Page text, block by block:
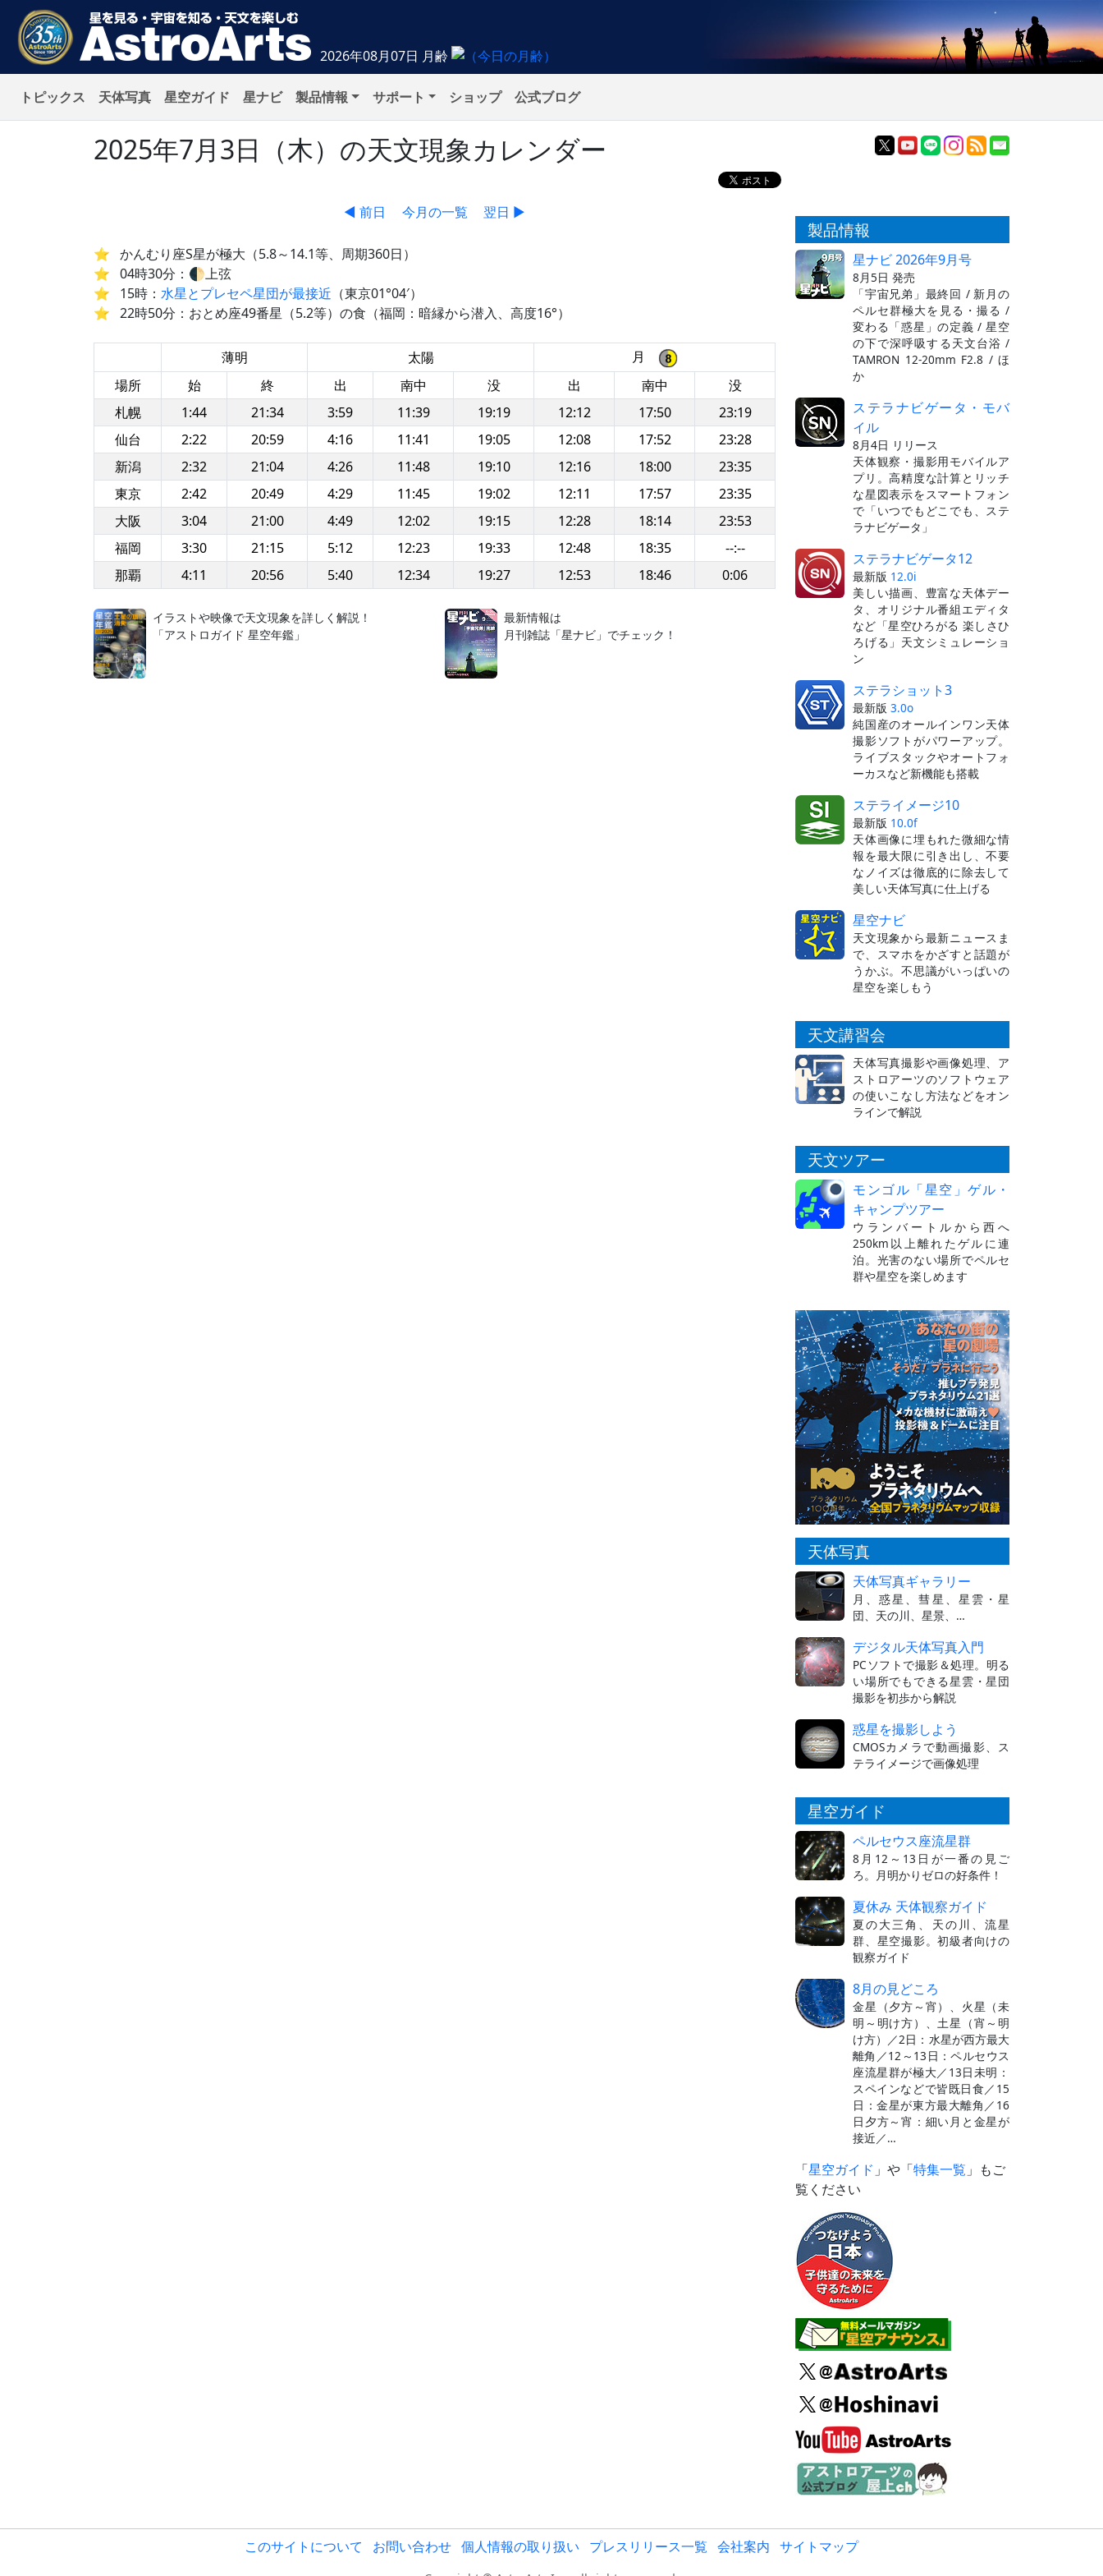
2026年08月07日 月齢
トピックス 天体写真 星空ガイド 星ナビ 製品情報 サポート ショップ 公式ブログ
2025年7月3日（木）の天文現象カレンダー
◀ 前日 今月の一覧 翌日 ▶
かんむり座S星が極大（5.8～14.1等、周期360日）
04時30分：🌓上弦
15時： 水星とプレセペ星団が最接近 （東京01°04′）
22時50分：おとめ座49番星（5.2等）の食（福岡：暗縁から潜入、高度16°）
薄明 太陽
月
場所
始 終 出 南中 没 出 南中
没
札幌
1:44 21:34 3:59 11:39 19:19 12:12 17:50
23:19
仙台
2:22 20:59 4:16 11:41 19:05 12:08 17:52
23:28
新潟
2:32 21:04 4:26 11:48 19:10 12:16 18:00
23:35
東京
2:42 20:49 4:29 11:45 19:02 12:11 17:57
23:35
大阪
3:04 21:00 4:49 12:02 19:15 12:28 18:14
23:53
福岡
3:30 21:15 5:12 12:23 19:33 12:48 18:35
--:--
那覇
4:11 20:56 5:40 12:34 19:27 12:53 18:46 0:06
イラストや映像で天文現象を詳しく解説！
「アストロガイド 星空年鑑」
最新情報は
月刊雑誌「星ナビ」でチェック！
製品情報
星ナビ 2026年9月号
8月5日 発売
「宇宙兄弟」最終回 / 新月の
ペルセ群極大を見る・撮る /
変わる「惑星」の定義 / 星空
の下で深呼吸する天文台浴 /
TAMRON 12-20mm F2.8 / ほ
か
ステラナビゲータ・モバ
イル
8月4日 リリース
天体観察・撮影用モバイルア
プリ。高精度な計算とリッチ
な星図表示をスマートフォン
で「いつでもどこでも、ステ
ラナビゲータ」
ステラナビゲータ12
最新版 12.0i
美しい描画、豊富な天体デー
タ、オリジナル番組エディタ
など「星空ひろがる 楽しさひ
ろげる」天文シミュレーショ
ン
ステラショット3
最新版 3.0o
純国産のオールインワン天体
撮影ソフトがパワーアップ。
ライブスタックやオートフォ
ーカスなど新機能も搭載
ステライメージ10
最新版 10.0f
天体画像に埋もれた微細な情
報を最大限に引き出し、不要
なノイズは徹底的に除去して
美しい天体写真に仕上げる
星空ナビ
天文現象から最新ニュースま
で、スマホをかざすと話題が
うかぶ。不思議がいっぱいの
星空を楽しもう
天文講習会
天体写真撮影や画像処理、ア
ストロアーツのソフトウェア
の使いこなし方法などをオン
ラインで解説
天文ツアー
モンゴル「星空」ゲル・
キャンプツアー
ウランバートルから西へ
250km以上離れたゲルに連
泊。光害のない場所でペルセ
群や星空を楽しめます
天体写真
天体写真ギャラリー
月、惑星、彗星、星雲・星
団、天の川、星景、…
デジタル天体写真入門
PCソフトで撮影＆処理。明る
い場所でもできる星雲・星団
撮影を初歩から解説
惑星を撮影しよう
CMOSカメラで動画撮影、ス
テライメージで画像処理
星空ガイド
ペルセウス座流星群
8月12～13日が一番の見ご
ろ。月明かりゼロの好条件！
夏休み 天体観察ガイド
夏の大三角、天の川、流星
群、星空撮影。初級者向けの
観察ガイド
8月の見どころ
金星（夕方～宵）、火星（未
明～明け方）、土星（宵～明
け方）／2日：水星が西方最大
離角／12～13日：ペルセウス
座流星群が極大／13日未明：
スペインなどで皆既日食／15
日：金星が東方最大離角／16
日夕方～宵：細い月と金星が
接近／…
「星空ガイド 」や「特集一覧 」もご
覧ください
このサイトについて お問い合わせ 個人情報の取り扱い プレスリリース一覧 会社案内 サイトマップ